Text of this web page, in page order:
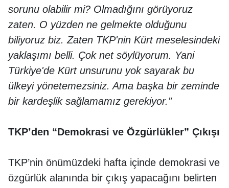
sorunu olabilir mi? Olmadığını görüyoruz
zaten. O yüzden ne gelmekte olduğunu
biliyoruz biz. Zaten TKP'nin Kürt meselesindeki
yaklaşımı belli. Çok net söylüyorum. Yani
Türkiye'de Kürt unsurunu yok sayarak bu
ülkeyi yönetemezsiniz. Ama başka bir zeminde
bir kardeşlik sağlamamız gerekiyor.”
TKP’den “Demokrasi ve Özgürlükler” Çıkışı
TKP’nin önümüzdeki hafta içinde demokrasi ve
özgürlük alanında bir çıkış yapacağını belirten